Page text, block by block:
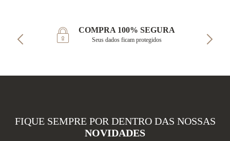
COMPRA 100% SEGURA
Seus dados ficam protegidos
FIQUE SEMPRE POR DENTRO DAS NOSSAS
NOVIDADES